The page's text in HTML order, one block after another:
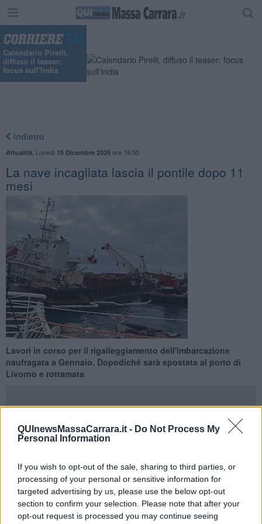
QUInewsMassaCarrara.it - Do Not Process My
Personal Information
If you wish to opt-out of the sale, sharing to third parties, or
processing of your personal or sensitive information for
targeted advertising by us, please use the below opt-out
section to confirm your selection. Please note that after your
opt-out request is processed you may continue seeing
Calendario Pirelli,
diffuso il teaser:
focus sull'India
Indietro
Attualità Lunedì 15 Dicembre 2025ore 18:55
La nave incagliata lascia il pontile dopo 11
mesi
Lavori in corso per il rigalleggiamento dell'imbarcazione
naufragata a Gennaio. Dopodiché sarà spostata al porto di
Livorno e rottamata
Gennaio scorso. Nella giornata di oggi, lunedì 15 Dicembre, sono
infatti cominciati i lavori per larimessa in galleggiamento
Un'operazione che, nell'arco di 24 ore, rimetterà "in piedi" la nave,
che sarà poi trasportata alporto di Livornoper la "rottamazione".